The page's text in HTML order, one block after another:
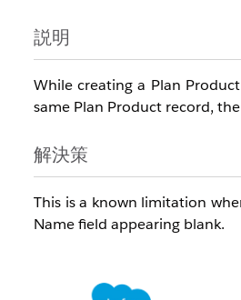
説明
While creating a Plan
same Plan Product record, the
解決策
This is a known limitation
Name field appearing blank.
ナレッジ記事番号